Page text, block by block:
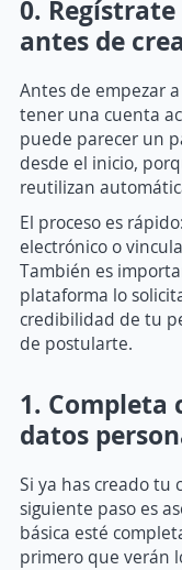
0.
antes de
Antes de empezar
tener una cuenta
puede parecer un
desde el inicio,
reutilizan
El proceso es rápido:
electrónico o
También es
plataforma lo
credibilidad de tu
de postularte.
1.
datos
Si ya has creado tu
siguiente paso es
básica esté
primero que verán